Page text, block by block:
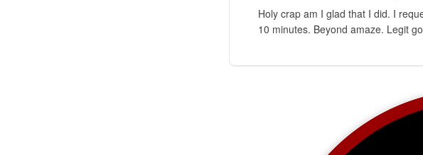
Holy crap am I glad that I did. I
10 minutes. Beyond amaze. Legit